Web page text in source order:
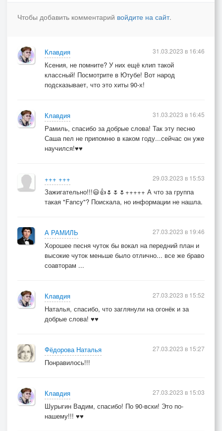
Благодарю судьбу свою,
Припев:
Среди миллионов звёзд
Ярче всех горит в ночи
Среди миллионов звёзд,
Ярче всех горит в ночи,
Ты скорей ответь,
Чтобы добавить комментарий войдите на сайт.
Клавдия
Ксения, не помните? У них ещё клип такой
классный! Посмотрите в Ютубе! Вот народ
подсказывает, что это хиты 90-х!
31.03.2023 в 16:46
Клавдия
Рамиль, спасибо за добрые слова! Так эту песню
Саша пел не припомню в каком году...сейчас он уже
научился!♥♥
31.03.2023 в 16:45
+++ +++
Зажигательно!!!😃👍🌷🌷🌷+++++ А что за группа
такая "Fancy"? Поискала, но информации не нашла.
29.03.2023 в 15:53
А РАМИЛЬ
Хорошее песня чуток бы вокал на передний план и
высокие чуток меньше было отлично... все же браво
соавторам ...
27.03.2023 в 19:46
Клавдия
Наталья, спасибо, что заглянули на огонёк и за
добрые слова! ♥♥
27.03.2023 в 15:52
Фёдорова Наталья
Понравилось!!!
27.03.2023 в 15:27
Клавдия
Шурыгин Вадим, спасибо! По 90-вски! Это по-
нашему!!! ♥♥
27.03.2023 в 15:03